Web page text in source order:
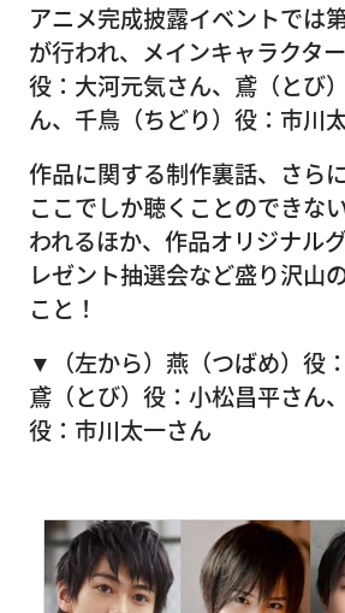
アニメ完成披露イベントでは
が行われ、メインキャラクタ
役：大河元気さん、鳶（とび
ん、千鳥（ちどり）役：市川
作品に関する制作裏話、さら
ここでしか聴くことのできな
われるほか、作品オリジナル
レゼント抽選会など盛り沢山
こと！
▼（左から）燕（つばめ）役
鳶（とび）役：小松昌平さん
役：市川太一さん